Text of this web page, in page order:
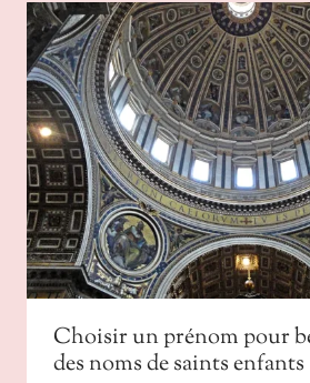
Choisir un prénom pour
des noms de saints enfants